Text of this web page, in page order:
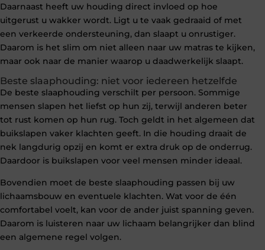
Daarnaast heeft uw houding direct invloed op hoe
uitgerust u wakker wordt. Ligt u te vaak gedraaid of met
een verkeerde ondersteuning, dan slaapt u onrustiger.
Daarom is het slim om niet alleen naar uw matras te kijken,
maar ook naar de manier waarop u daadwerkelijk slaapt.
Beste slaaphouding: niet voor iedereen hetzelfde
De beste slaaphouding verschilt per persoon. Sommige
mensen slapen het liefst op hun zij, terwijl anderen beter
tot rust komen op hun rug. Toch geldt in het algemeen dat
buikslapen vaker klachten geeft. In die houding draait de
nek langdurig opzij en komt er extra druk op de onderrug.
Daardoor is buikslapen voor veel mensen minder ideaal.
Bovendien moet de beste slaaphouding passen bij uw
lichaamsbouw en eventuele klachten. Wat voor de één
comfortabel voelt, kan voor de ander juist spanning geven.
Daarom is luisteren naar uw lichaam belangrijker dan blind
een algemene regel volgen.